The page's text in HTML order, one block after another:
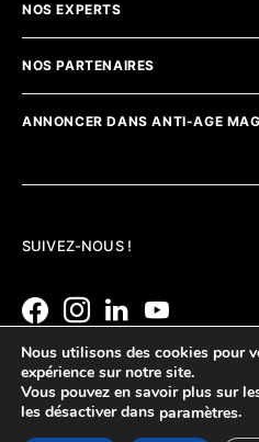
NOS EXPERTS
NOS PARTENAIRES
ANNONCER DANS ANTI-AGE
SUIVEZ-NOUS !
Nous utilisons des cookies pour
expérience sur notre site.
Vous pouvez en savoir plus sur
les désactiver dans paramètres.